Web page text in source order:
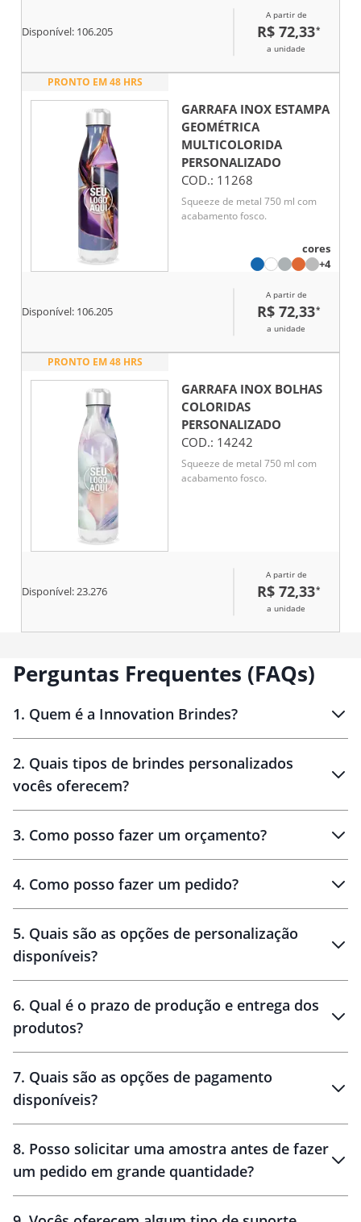
Disponível: 106.205
A partir de
R$ 72,33*
a unidade
PRONTO EM 48 HRS
GARRAFA INOX ESTAMPA
GEOMÉTRICA
MULTICOLORIDA
PERSONALIZADO
COD.: 11268
Squeeze de metal 750 ml com
acabamento fosco.
cores
+4
Disponível: 106.205
A partir de
R$ 72,33*
a unidade
PRONTO EM 48 HRS
GARRAFA INOX BOLHAS
COLORIDAS
PERSONALIZADO
COD.: 14242
Squeeze de metal 750 ml com
acabamento fosco.
Disponível:23.276
A partir de
R$ 72,33*
a unidade
Perguntas Frequentes (FAQs)
1. Quem é a Innovation Brindes?
Brindes personalizados
2. Quais tipos de brindes personalizados
vocês oferecem?
personalizados
3. Como posso fazer um orçamento?
brinde
personalização
4. Como posso fazer um pedido?
amostra virtual
5. Quais são as opções de personalização
disponíveis?
6. Qual é o prazo de produção e entrega dos
produtos?
10 dias
brinde
48 horas
7. Quais são as opções de pagamento
disponíveis?
8. Posso solicitar uma amostra antes de fazer
um pedido em grande quantidade?